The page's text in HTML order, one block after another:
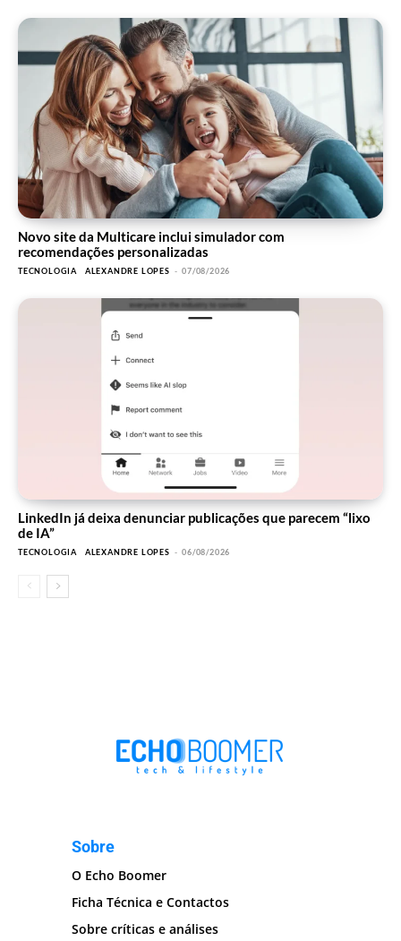
Novo site da Multicare inclui simulador com
recomendações personalizadas
TECNOLOGIA ALEXANDRE LOPES - 07/08/2026
LinkedIn já deixa denunciar publicações que parecem “lixo
de IA”
TECNOLOGIA ALEXANDRE LOPES - 06/08/2026
Sobre
O Echo Boomer
Ficha Técnica e Contactos
Sobre críticas e análises